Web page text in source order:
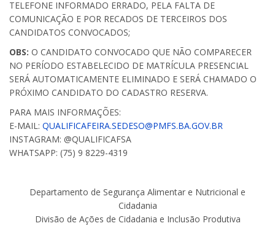
TELEFONE INFORMADO ERRADO, PELA FALTA DE
COMUNICAÇÃO E POR RECADOS DE TERCEIROS DOS
CANDIDATOS CONVOCADOS;
OBS: O CANDIDATO CONVOCADO QUE NÃO COMPARECER
NO PERÍODO ESTABELECIDO DE MATRÍCULA PRESENCIAL
SERÁ AUTOMATICAMENTE ELIMINADO E SERÁ CHAMADO O
PRÓXIMO CANDIDATO DO CADASTRO RESERVA.
PARA MAIS INFORMAÇÕES:
E-MAIL: QUALIFICAFEIRA.SEDESO@PMFS.BA.GOV.BR
INSTAGRAM: @QUALIFICAFSA
WHATSAPP: (75) 9 8229-4319
Departamento de Segurança Alimentar e Nutricional e
Cidadania
Divisão de Ações de Cidadania e Inclusão Produtiva